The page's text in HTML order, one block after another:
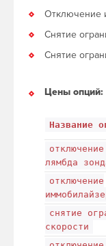
Отключение
Снятие
Снятие
Цены опций:
Название
лямбда
отключение
снятие
скорости